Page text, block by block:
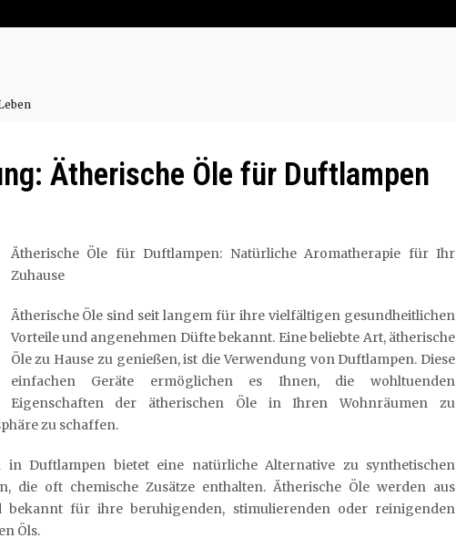
Ätherische Öle für Duftlampen
Ätherische Öle für Duftlampen: Natürliche Aromatherapie für Ihr
Zuhause
Ätherische Öle sind seit langem für ihre vielfältigen gesundheitlichen
Vorteile und angenehmen Düfte bekannt. Eine beliebte Art, ätherische
Öle zu Hause zu genießen, ist die Verwendung von Duftlampen. Diese
einfachen Geräte ermöglichen es Ihnen, die wohltuenden
Eigenschaften der ätherischen Öle in Ihren Wohnräumen zu
zu schaffen.
in Duftlampen bietet eine natürliche Alternative zu synthetischen
die oft chemische Zusätze enthalten. Ätherische Öle werden aus
bekannt für ihre beruhigenden, stimulierenden oder reinigenden
Öls.